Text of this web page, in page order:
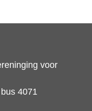
voor
4071